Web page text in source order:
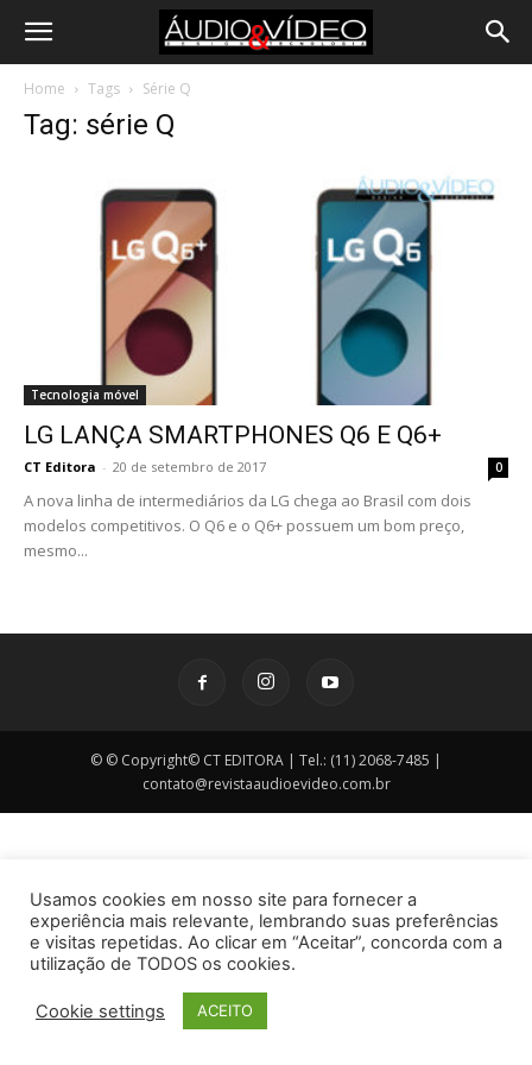
Home Tags Série Q
Tag: série Q
Tecnologia móvel
LG LANÇA SMARTPHONES Q6 E Q6+
CT Editora - 20 de setembro de 2017 0
A nova linha de intermediários da LG chega ao Brasil com dois
modelos competitivos. O Q6 e o Q6+ possuem um bom preço,
mesmo...
© © Copyright© CT EDITORA | Tel.: (11) 2068-7485 |
contato@revistaaudioevideo.com.br
Usamos cookies em nosso site para fornecer a
experiência mais relevante, lembrando suas preferências
e visitas repetidas. Ao clicar em “Aceitar”, concorda com a
utilização de TODOS os cookies.
Cookie settings ACEITO